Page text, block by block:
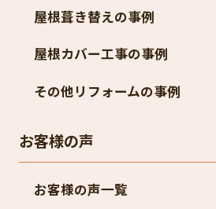
屋根葺き替えの事例
屋根カバー工事の事例
その他リフォームの事例
お客様の声
お客様の声一覧